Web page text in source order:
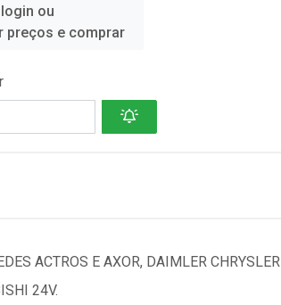
ou
preços e comprar
ACTROS E AXOR, DAIMLER CHRYSLER
24V.